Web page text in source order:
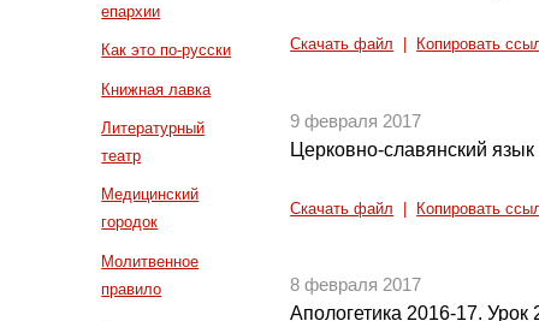
епархии
Как это по-русски
Книжная лавка
Литературный
театр
Медицинский
городок
Молитвенное
правило
Скачать файл Копировать
9 февраля 2017
Церковно-славянский
Скачать файл Копировать
8 февраля 2017
Апологетика 2016-17. Урок